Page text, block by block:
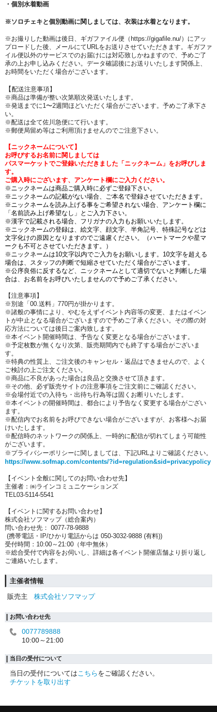
・個別水着動画
※ソロチェキと個別動画に関しましては、衣装は水着となります。
※お撮りした動画は後日、ギガファイル便（https://gigafile.nu/）にアッ
プロードした後、メールにてURLをお送りさせていただきます。ギガファ
イル便以外のサービスでのお届けには対応致しかねますので、予めご了
承の上お申し込みください。データ確認後にお送りいたします関係上、
お時間をいただく場合がございます。
【配送注意事項】
※商品は準備が整い次第順次発送いたします。
※発送までに1〜2週間ほどいただく場合がございます。予めご了承下さ
い。
※配送は全て佐川急便にて行います。
※郵便局留め等はご利用頂けませんのでご注意下さい。
【ニックネームについて】
お呼びするお名前に関しましては
パスマーケットでご登録いただきました「ニックネーム」をお呼びしま
す。
ご購入時にございます、アンケート欄にご入力ください。
※ニックネームは商品ご購入時に必ずご登録下さい。
※ニックネームの記載がない場合、ご本名で登録させていただきます。
※ニックネームを読み上げる事をご希望されない場合、アンケート欄に
「名前読み上げ希望なし」とご入力下さい。
※漢字で記載される場合、フリガナの入力もお願いいたします。
※ニックネームの登録は、絵文字、顔文字、半角記号、特殊記号などは
文字化けの原因となりますのでご遠慮ください。（ハートマークや星マ
ークも不可とさせていただきます。）
※ニックネームは10文字以内でご入力をお願いします。10文字を超える
場合は、スタッフの判断で短縮させていただく場合がございます。
※公序良俗に反するなど、ニックネームとして適切でないと判断した場
合は、お名前をお呼びいたしませんので予めご了承ください。
【注意事項】
※別途「00.送料」770円が掛かります。
※諸般の事情により、やむをえずイベント内容等の変更、またはイベン
トが中止となる場合がございますので予めご了承ください。その際の対
応方法については後日ご案内致します。
※本イベント開催時間は、予告なく変更となる場合がございます。
※予定枚数が無くなり次第、販売期間内でも終了する場合がございま
す。
※特典の性質上、ご注文後のキャンセル・返品はできませんので、よく
ご検討の上ご注文ください。
※商品に不良があった場合は良品と交換させて頂きます。
※その他、必ず販売サイトの注意事項をご注文前にご確認ください。
※会場付近での入待ち・出待ち行為等は固くお断りいたします。
※本イベントの開催時間は、都合により予告なく変更する場合がござい
ます。
※配信内でお名前をお呼びできない場合がございますが、お客様へお届
けいたします。
※配信時のネットワークの関係上、一時的に配信が切れてしまう可能性
がございます。
※プライバシーポリシーに関しましては、下記URLよりご確認ください。
https://www.sofmap.com/contents/?id=regulation&sid=privacypolicy
【 イベント全般に関してのお問い合わせ先】
主催者：㈱ラインコミュニケーションズ
TEL03-5114-5541
【イベントに関するお問い合わせ】
株式会社ソフマップ（総合案内）
問い合わせ先： 0077-78-9888
(携帯電話・IP/ひかり電話からは 050-3032-9888 (有料))
受付時間：10:00～21:00（年中無休）
※総合受付で内容をお伺いし、詳細は各イベント開催店舗より折り返し
ご連絡いたします。
主催者情報
販売主
株式会社ソフマップ
お問い合わせ先
0077789888
10:00～21:00
当日の受付について
当日の受付についてはこちらをご確認ください。
チケットを取り出す